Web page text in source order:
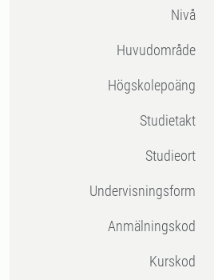
Nivå
Huvudområde
högskolepoäng
Studietakt
Studieort
Undervisningsform
Anmälningskod
Kurskod